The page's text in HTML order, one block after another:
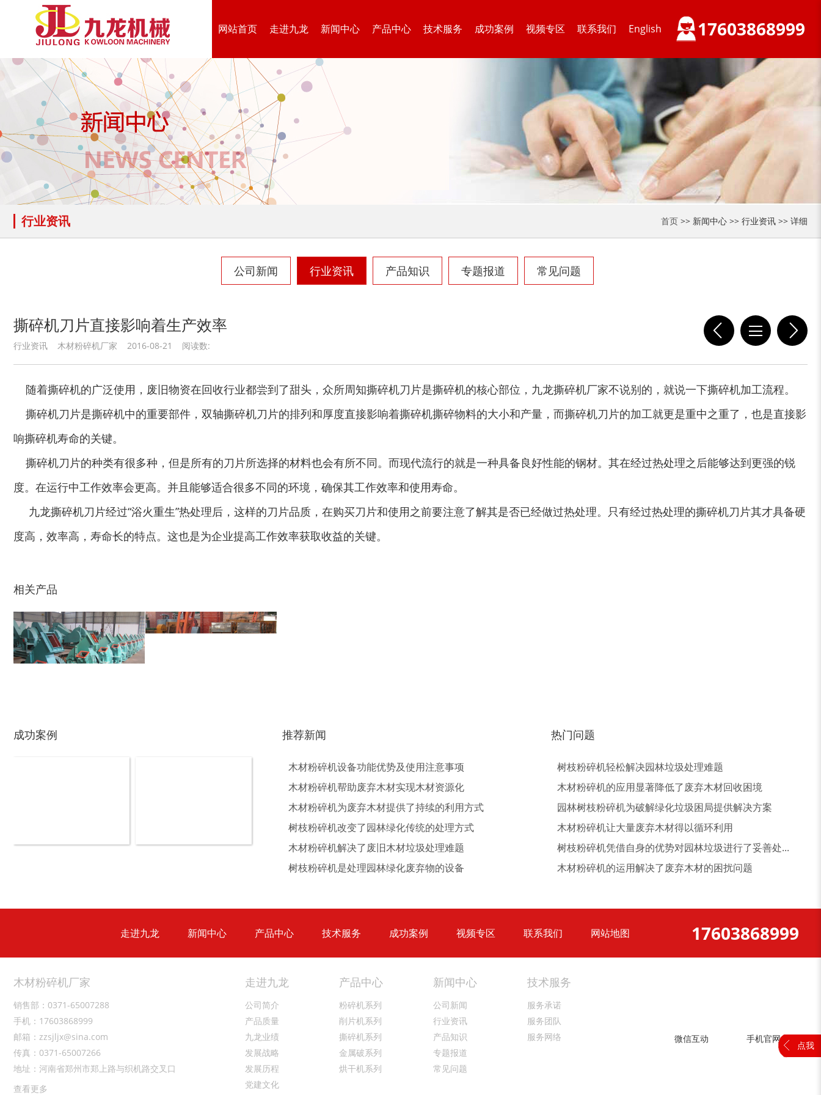
网站首页 走进九龙 新闻中心 产品中心 技术服务 成功案例 视频专区 联系我们 English 17603868999
行业资讯 首页 >> 新闻中心 >> 行业资讯 >> 详细
公司新闻 行业资讯 产品知识 专题报道 常见问题
撕碎机刀片直接影响着生产效率
行业资讯 木材粉碎机厂家 2016-08-21 阅读数:
随着撕碎机的广泛使用，废旧物资在回收行业都尝到了甜头，众所周知撕碎机刀片是撕碎机的核心部位，九龙撕碎机厂家不说别的，就说一下撕碎机加工流程。
撕碎机刀片是撕碎机中的重要部件，双轴撕碎机刀片的排列和厚度直接影响着撕碎机撕碎物料的大小和产量，而撕碎机刀片的加工就更是重中之重了，也是直接影
响撕碎机寿命的关键。
撕碎机刀片的种类有很多种，但是所有的刀片所选择的材料也会有所不同。而现代流行的就是一种具备良好性能的钢材。其在经过热处理之后能够达到更强的锐
度。在运行中工作效率会更高。并且能够适合很多不同的环境，确保其工作效率和使用寿命。
九龙撕碎机刀片经过“浴火重生”热处理后，这样的刀片品质，在购买刀片和使用之前要注意了解其是否已经做过热处理。只有经过热处理的撕碎机刀片其才具备硬
度高，效率高，寿命长的特点。这也是为企业提高工作效率获取收益的关键。
相关产品
木材撕碎机 RDF燃料生产设备 生活垃圾处理设备... 工业固废处理设备... 木材削片机 金属破碎机
生物质综合破碎机... 轮胎粉碎机 模板破碎机 装修垃圾处理设备... 废家电破碎机
建筑垃圾处理设备... 金属压块破碎机 塑料粉碎机 小型撕碎机
秸秆沼气处理设备... 废旧汽车破碎机 摩托车破碎机 自行车破碎机 稻草揉丝机 易拉罐破碎机
秸秆青贮粉碎机 油漆桶破碎机 彩钢瓦破碎机 大型铡草机 木屑粉碎机 水滴式粉碎机
玉米芯烘干机
生物质秸秆破碎机...
圆盘破碎机 综合破碎机 大型稻草捆撕碎机... 金属撕碎机
成功案例 推荐新闻
木材粉碎机设备功能优势及使用注意事项
木材粉碎机帮助废弃木材实现木材资源化
木材粉碎机为废弃木材提供了持续的利用方式
树枝粉碎机改变了园林绿化传统的处理方式
木材粉碎机解决了废旧木材垃圾处理难题
树枝粉碎机是处理园林绿化废弃物的设备
热门问题
树枝粉碎机轻松解决园林垃圾处理难题
木材粉碎机的应用显著降低了废弃木材回收困境
园林树枝粉碎机为破解绿化垃圾困局提供解决方案
木材粉碎机让大量废弃木材得以循环利用
树枝粉碎机凭借自身的优势对园林垃圾进行了妥善处...
木材粉碎机的运用解决了废弃木材的困扰问题
走进九龙 新闻中心 产品中心 技术服务 成功案例 视频专区 联系我们 网站地图 17603868999
木材粉碎机厂家
销售部：0371-65007288
手机：17603868999
邮箱：zzsjljx@sina.com
传真：0371-65007266
地址：河南省郑州市郑上路与织机路交叉口
查看更多
走进九龙
公司简介
产品质量
九龙业绩
发展战略
发展历程
党建文化
产品中心
粉碎机系列
削片机系列
撕碎机系列
金属破系列
烘干机系列
新闻中心
公司新闻
行业资讯
产品知识
专题报道
常见问题
技术服务
服务承诺
服务团队
服务网络
微信互动 手机官网
点我